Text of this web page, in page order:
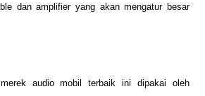
dan amplifier yang akan mengatur besar
audio mobil terbaik ini dipakai oleh